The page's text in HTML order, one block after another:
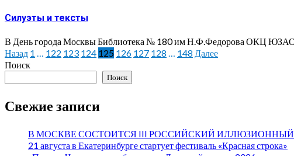
Силуэты и тексты
В День города Москвы Библиотека № 180 им Н.Ф.Федорова ОКЦ ЮЗАО
Пагинация
записей
Назад 1 … 122 123 124 125 126 127 128 … 148 Далее
Поиск
Поиск
Свежие записи
В МОСКВЕ СОСТОИТСЯ III РОССИЙСКИЙ
21 августа в Екатеринбурге стартует фестиваль «Красная строка»